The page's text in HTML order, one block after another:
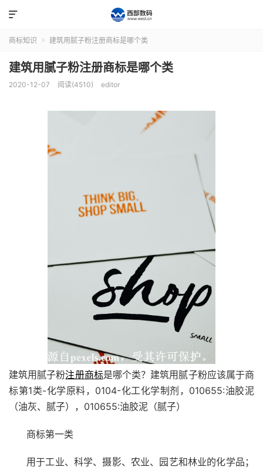

商标知识  建筑用腻子粉注册商标是哪个类
建筑用腻子粉注册商标是哪个类
2020-12-07 阅读(4510) editor
建筑用腻子粉注册商标是哪个类？建筑用腻子粉应该属于商
标第1类-化学原料，0104-化工化学制剂，010655:油胶泥
（油灰、腻子），010655:油胶泥（腻子）
商标第一类
用于工业、科学、摄影、农业、园艺和林业的化学品；